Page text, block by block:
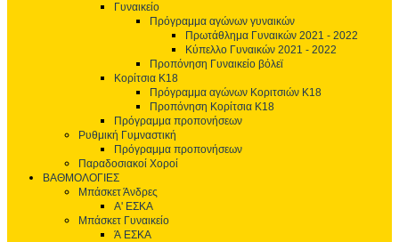
Γυναικείο
Πρόγραμμα αγώνων γυναικών
Πρωτάθλημα Γυναικών 2021 - 2022
Κύπελλο Γυναικών 2021 - 2022
Προπόνηση Γυναικείο βόλεϊ
Κορίτσια Κ18
Πρόγραμμα αγώνων Κοριτσιών Κ18
Προπόνηση Κορίτσια Κ18
Πρόγραμμα προπονήσεων
Ρυθμική Γυμναστική
Πρόγραμμα προπονήσεων
Παραδοσιακοί Χοροί
ΒΑΘΜΟΛΟΓΙΕΣ
Μπάσκετ Άνδρες
Α' ΕΣΚΑ
Μπάσκετ Γυναικείο
Ά ΕΣΚΑ